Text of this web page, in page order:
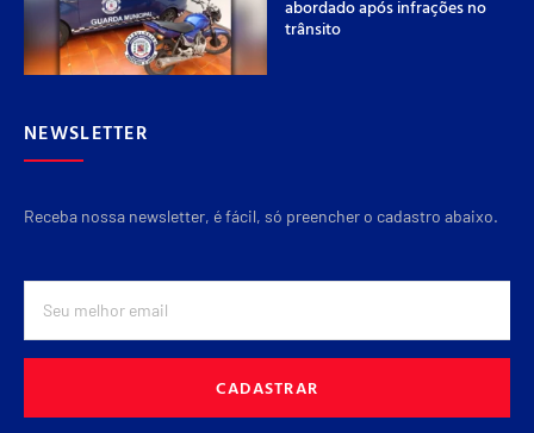
abordado após infrações no
trânsito
NEWSLETTER
Receba nossa newsletter, é fácil, só preencher o cadastro abaixo.
CADASTRAR